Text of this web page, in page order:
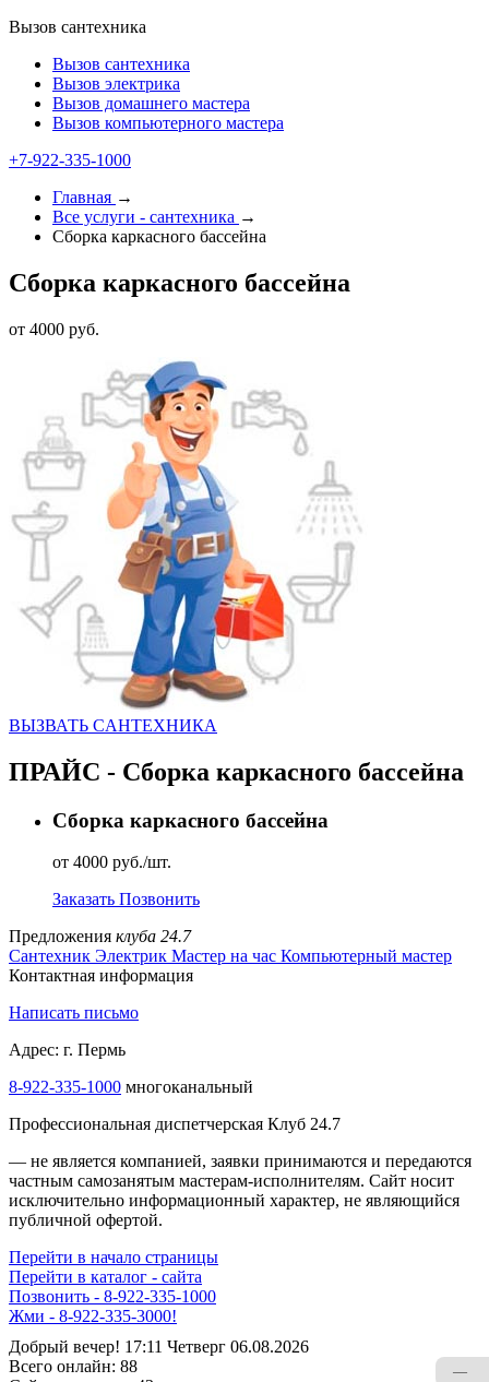
Вызов сантехника
Вызов сантехника
Вызов электрика
Вызов домашнего мастера
Вызов компьютерного мастера
+7-922-335-1000
Главная →
Все услуги - cантехника →
Сборка каркасного бассейна
Сборка каркасного бассейна
от 4000 руб.
ВЫЗВАТЬ CАНТЕХНИКА
ПРАЙС - Сборка каркасного бассейна
Сборка каркасного бассейна
от 4000 руб./шт.
Заказать Позвонить
Предложения клуба 24.7
Сантехник Электрик Мастер на час Компьютерный мастер
Контактная информация
Написать письмо
Адрес: г. Пермь
8-922-335-1000 многоканальный
Профессиональная диспетчерская Клуб 24.7
— не является компанией, заявки принимаются и передаются
частным самозанятым мастерам‑исполнителям. Сайт носит
исключительно информационный характер, не являющийся
публичной офертой.
Перейти в начало страницы
Перейти в каталог - сайта
Позвонить - 8-922-335-1000
Жми - 8-922-335-3000!
Добрый вечер! 17:11 Четверг 06.08.2026
Всего онлайн: 88
—